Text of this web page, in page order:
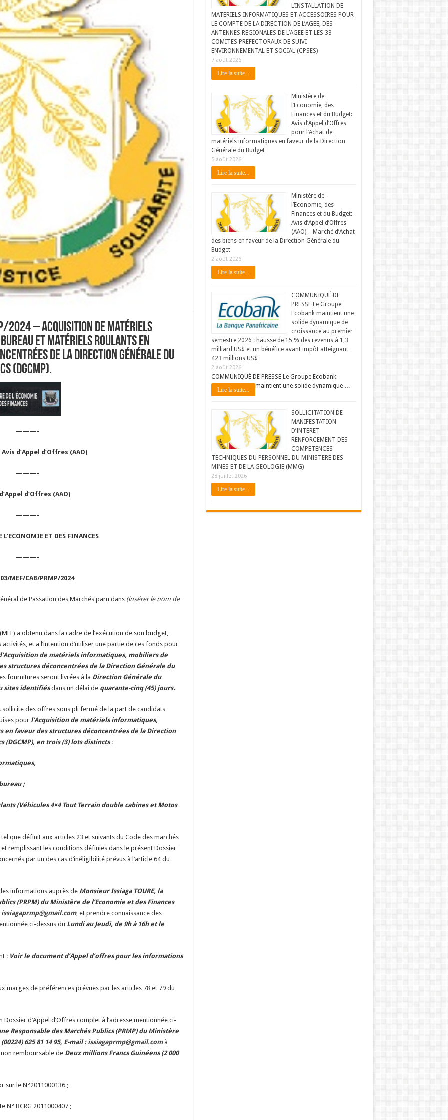
2024 – Acquisition de matériels
et matériels roulants en
de la Direction Générale du
(DGCMP).
———–
d’Appel d’Offres (AAO)
———–
d’Offres (AAO)
———–
ET DES FINANCES
———–
MEF/CAB/PRMP/2024
de Passation des Marchés paru dans (insérer le nom de
a obtenu dans la cadre de l’exécution de son budget,
et a l’intention d’utiliser une partie de ces fonds pour
de matériels informatiques, mobiliers de
structures déconcentrées de la Direction Générale du
fournitures seront livrées à la Direction Générale du
sites identifiésdans un délai de quarante-cinq (45) jours.
sollicite des offres sous pli fermé de la part de candidats
pour l’Acquisition de matériels informatiques,
faveur des structures déconcentrées de la Direction
(DGCMP), en trois (3) lots distincts :
;
(Véhicules 4×4 Tout Terrain double cabines et Motos
que définit aux articles 23 et suivants du Code des marchés
remplissant les conditions définies dans le présent Dossier
par un des cas d’inéligibilité prévus à l’article 64 du
informations auprès de Monsieur Issiaga TOURE, la
(PRPM) du Ministère de l’Economie et des Finances
issiagaprmp@gmail.com, et prendre connaissance des
ci-dessus du Lundi au Jeudi, de 9h à 16h et le
: Voir le document d’Appel d’offres pour les informations
marges de préférences prévues par les articles 78 et 79 du
d’Appel d’Offres complet à l’adresse mentionnée ci-
Responsable des Marchés Publics (PRMP) du Ministère
625 81 14 95, E-mail : issiagaprmp@gmail.comà
remboursable de Deux millions Francs Guinéens (2 000
sur le N°2011000136 ;
N° BCRG 2011000407 ;
L’INSTALLATION DE
MATERIELS INFORMATIQUES ET ACCESSOIRES POUR
LE COMPTE DE LA DIRECTION DE L’AGEE, DES
ANTENNES REGIONALES DE L’AGEE ET LES 33
COMITES PREFECTORAUX DE SUIVI
ENVIRONNEMENTAL ET SOCIAL (CPSES)
7 août 2026
Lire la suite...
Ministère de
l’Economie, des
Finances et du Budget:
Avis d’Appel d’Offres
pour l’Achat de
matériels informatiques en faveur de la Direction
Générale du Budget
5 août 2026
Lire la suite...
Ministère de
l’Economie, des
Finances et du Budget:
Avis d’Appel d’Offres
(AAO) – Marché d’Achat
des biens en faveur de la Direction Générale du
Budget
2 août 2026
Lire la suite...
COMMUNIQUÉ DE
PRESSE Le Groupe
Ecobank maintient une
solide dynamique de
croissance au premier
semestre 2026 : hausse de 15 % des revenus à 1,3
milliard US$ et un bénéfice avant impôt atteignant
423 millions US$
2 août 2026
COMMUNIQUÉ DE PRESSE Le Groupe Ecobank
maintient une solide dynamique …
Lire la suite...
SOLLICITATION DE
MANIFESTATION
D’INTERET
RENFORCEMENT DES
COMPETENCES
TECHNIQUES DU PERSONNEL DU MINISTERE DES
MINES ET DE LA GEOLOGIE (MMG)
28 juillet 2026
Lire la suite...